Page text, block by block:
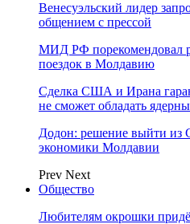
Венесуэльский лидер
общением с прессой
МИД РФ порекомендовал
поездок в Молдавию
Сделка США и Ирана
не сможет обладать
Додон: решение выйти из
экономики Молдавии
Prev Next
Общество
Любителям окрошки